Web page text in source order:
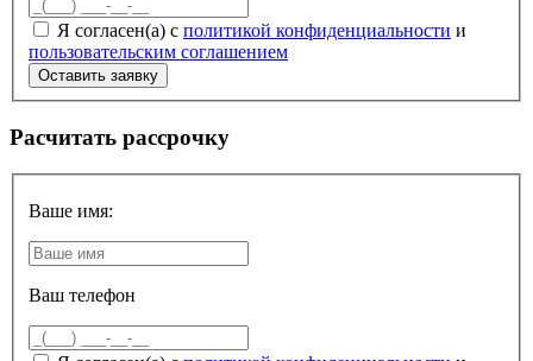
Я согласен(а) с политикой конфиденциальности и
пользовательским соглашением
Расчитать рассрочку
Ваше имя:
Ваш телефон